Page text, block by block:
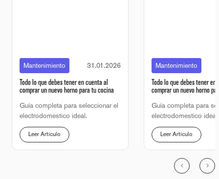
Mantenimiento 31.01.2026
Todo lo que debes tener en cuenta al
comprar un nuevo horno para tu cocina
Guía completa para seleccionar el
electrodomestico ideal.
Leer Artículo
Mantenimiento
Todo lo que debes tener en
comprar un nuevo horno
Guía completa para
electrodomestico ideal.
Leer Artículo